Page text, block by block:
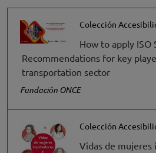
Colección
How to apply ISO
Recommendations for key
transportation sector
Fundación ONCE
Colección
Vidas de mujeres